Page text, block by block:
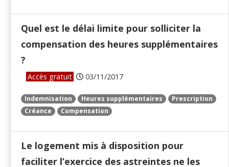
Quel est le délai limite pour solliciter la
compensation des heures supplémentaires
?
Accès gratuit 03/11/2017
Indemnisation Heures supplémentaires
Prescription
Créance
Compensation
Le logement mis à disposition pour
faciliter l’exercice des astreintes ne les